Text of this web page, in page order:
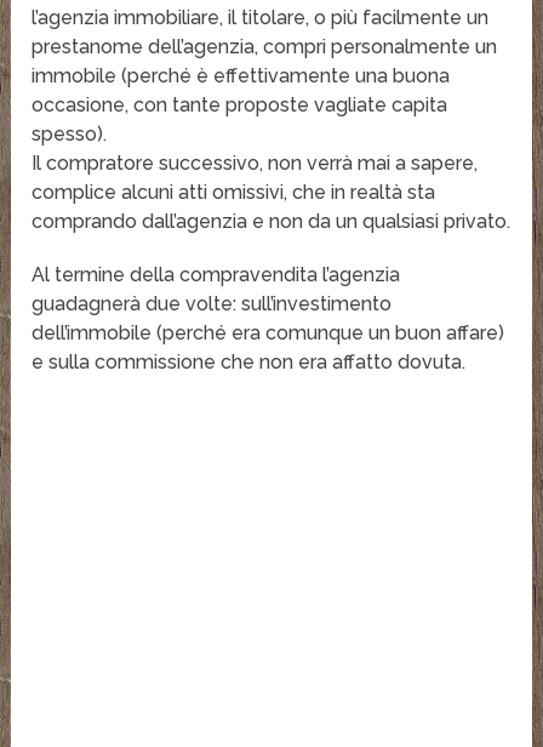
l’agenzia immobiliare, il titolare, o più facilmente un
prestanome dell’agenzia, compri personalmente un
immobile (perché è effettivamente una buona
occasione, con tante proposte vagliate capita
spesso).
Il compratore successivo, non verrà mai a sapere,
complice alcuni atti omissivi, che in realtà sta
comprando dall’agenzia e non da un qualsiasi privato.
Al termine della compravendita l’agenzia
guadagnerà due volte: sull’investimento
dell’immobile (perché era comunque un buon affare)
e sulla commissione che non era affatto dovuta.